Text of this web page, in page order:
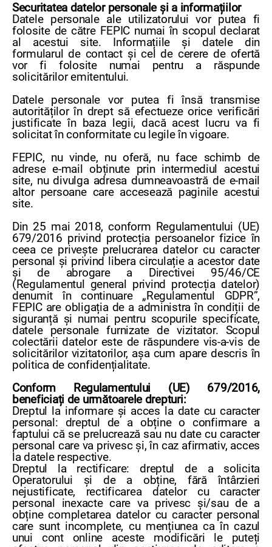
Securitatea datelor personale și a informațiilor
Datele personale ale utilizatorului vor putea fi
folosite de către FEPIC numai în scopul declarat
al acestui site. Informațiile și datele din
formularul de contact și cel de cerere de ofertă
vor fi folosite numai pentru a răspunde
solicitărilor emitentului.
Datele personale vor putea fi însă transmise
autorităților în drept să efectueze orice verificări
justificate în baza legii, dacă acest lucru va fi
solicitat în conformitate cu legile în vigoare.
FEPIC, nu vinde, nu oferă, nu face schimb de
adrese e-mail obținute prin intermediul acestui
site, nu divulga adresa dumneavoastră de e-mail
altor persoane care accesează paginile acestui
site.
Din 25 mai 2018, conform Regulamentului (UE)
679/2016 privind protecția persoanelor fizice în
ceea ce privește prelucrarea datelor cu caracter
personal și privind libera circulație a acestor date
și de abrogare a Directivei 95/46/CE
(Regulamentul general privind protecția datelor)
denumit în continuare „Regulamentul GDPR”,
FEPIC are obligația de a administra în condiții de
siguranță și numai pentru scopurile specificate,
datele personale furnizate de vizitator. Scopul
colectării datelor este de răspundere vis-a-vis de
solicitărilor vizitatorilor, așa cum apare descris în
politica de confidențialitate.
Conform Regulamentului (UE) 679/2016,
beneficiați de următoarele drepturi:
Dreptul la informare și acces la date cu caracter
personal: dreptul de a obține o confirmare a
faptului că se prelucrează sau nu date cu caracter
personal care va privesc și, în caz afirmativ, acces
la datele respective.
Dreptul la rectificare: dreptul de a solicita
Operatorului și de a obține, fără întârzieri
nejustificate, rectificarea datelor cu caracter
personal inexacte care va privesc și/sau de a
obține completarea datelor cu caracter personal
care sunt incomplete, cu mențiunea ca în cazul
unui cont online aceste modificări le puteți